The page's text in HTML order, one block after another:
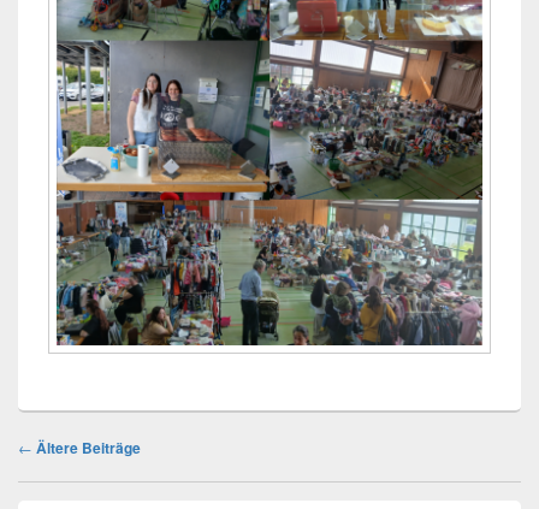
Beitragsnavigation
← Ältere Beiträge